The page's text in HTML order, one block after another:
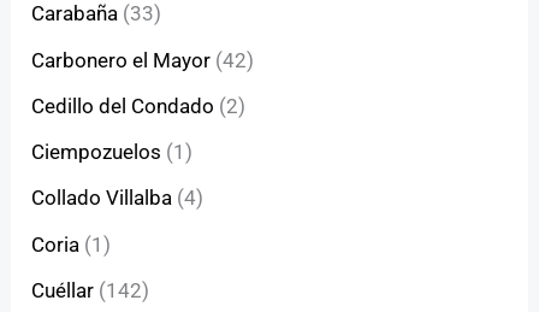
Carabaña (33)
Carbonero el Mayor (42)
Cedillo del Condado (2)
Ciempozuelos (1)
Collado Villalba (4)
Coria (1)
Cuéllar (142)